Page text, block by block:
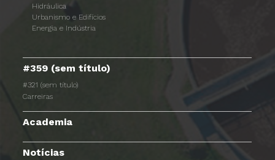
Hidráulica
Urbanismo e Edifícios
Energia e Indústria
#359 (sem título)
#321 (sem título)
Carreiras
Academia
Notícias